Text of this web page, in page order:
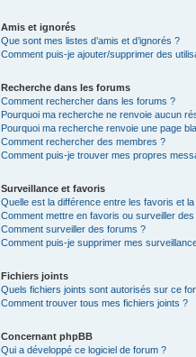
Amis et ignorés
Que sont mes listes d’amis et d’ignorés ?
Comment puis-je ajouter/supprimer des
Recherche dans les forums
Comment rechercher dans les forums ?
Pourquoi ma recherche ne renvoie aucun
Pourquoi ma recherche renvoie une page
Comment rechercher des membres ?
Comment puis-je trouver mes propres
Surveillance et favoris
Quelle est la différence entre les favoris et
Comment mettre en favoris ou surveiller
Comment surveiller des forums ?
Comment puis-je supprimer mes
Fichiers joints
Quels fichiers joints sont autorisés sur ce
Comment trouver tous mes fichiers joints ?
Concernant phpBB
Qui a développé ce logiciel de forum ?